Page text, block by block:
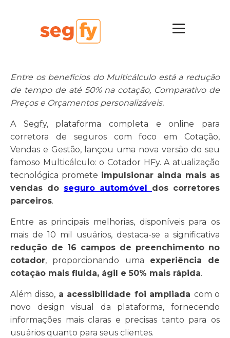
Entre os benefícios do Multicálculo está a redução
de tempo de até 50% na cotação, Comparativo de
Preços e Orçamentos personalizáveis.
A Segfy, plataforma completa e online para
corretora de seguros com foco em Cotação,
Vendas e Gestão, lançou uma nova versão do seu
famoso Multicálculo: o Cotador HFy. A atualização
tecnológica promete impulsionar ainda mais as
vendas do seguro automóvel dos corretores
parceiros.
Entre as principais melhorias, disponíveis para os
mais de 10 mil usuários, destaca-se a significativa
redução de 16 campos de preenchimento no
cotador, proporcionando uma experiência de
cotação mais fluida, ágil e 50% mais rápida.
Além disso, a acessibilidade foi ampliada com o
novo design visual da plataforma, fornecendo
informações mais claras e precisas tanto para os
usuários quanto para seus clientes.